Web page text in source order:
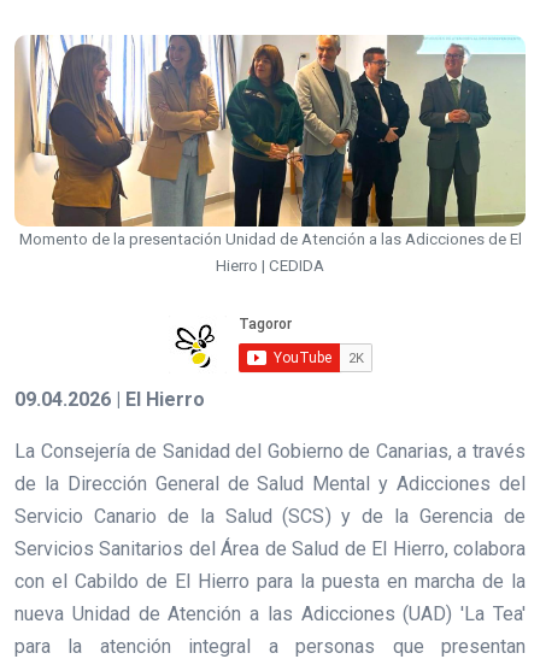
Momento de la presentación Unidad de Atención a las Adicciones de El
Hierro | CEDIDA
09.04.2026 | El Hierro
La Consejería de Sanidad del Gobierno de Canarias, a través
de la Dirección General de Salud Mental y Adicciones del
Servicio Canario de la Salud (SCS) y de la Gerencia de
Servicios Sanitarios del Área de Salud de El Hierro, colabora
con el Cabildo de El Hierro para la puesta en marcha de la
nueva Unidad de Atención a las Adicciones (UAD) 'La Tea'
para la atención integral a personas que presentan